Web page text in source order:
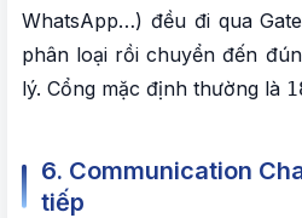
WhatsApp…) đều đi qua
phân loại rồi chuyển đến
lý. Cổng mặc định thường là
6. Communication
tiếp